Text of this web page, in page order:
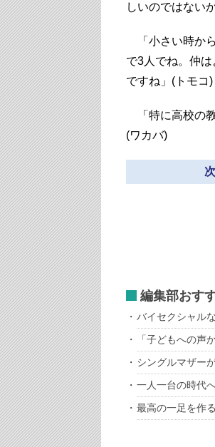
しいのではない
「小さい時か
で3人でね。仲
ですね」(トモコ)
「特に高校の
(ワカバ)
編集部おす
バイセクシャル
「子どもへの声
シングルマザー
一人一台の時代
最高の一足を作